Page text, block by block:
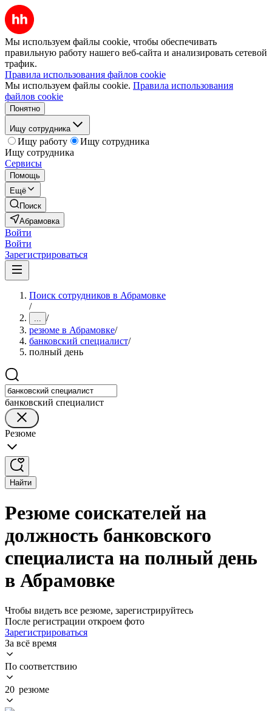
Мы используем файлы cookie, чтобы обеспечивать
правильную работу нашего веб-сайта и анализировать сетевой
трафик.
Правила использования файлов cookie
Мы используем файлы cookie. Правила использования
файлов cookie
Понятно
Ищу сотрудника
Ищу работу
Ищу сотрудника
Ищу сотрудника
Сервисы
Помощь
Ещё
Поиск
Абрамовка
Войти
Войти
Зарегистрироваться
Поиск сотрудников в Абрамовке
/
... /
резюме в Абрамовке/
банковский специалист/
полный день
банковский специалист
Резюме
Найти
Резюме соискателей на
должность банковского
специалиста на полный день
в Абрамовке
Чтобы видеть все резюме, зарегистрируйтесь
После регистрации откроем фото
Зарегистрироваться
За всё время
По соответствию
20 резюме